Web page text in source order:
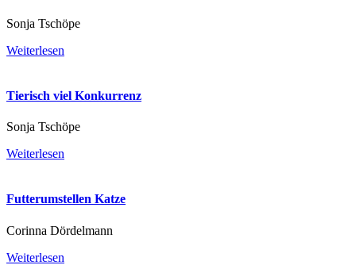
Sonja Tschöpe
Weiterlesen
Tierisch viel Konkurrenz
Sonja Tschöpe
Weiterlesen
Futterumstellen Katze
Corinna Dördelmann
Weiterlesen